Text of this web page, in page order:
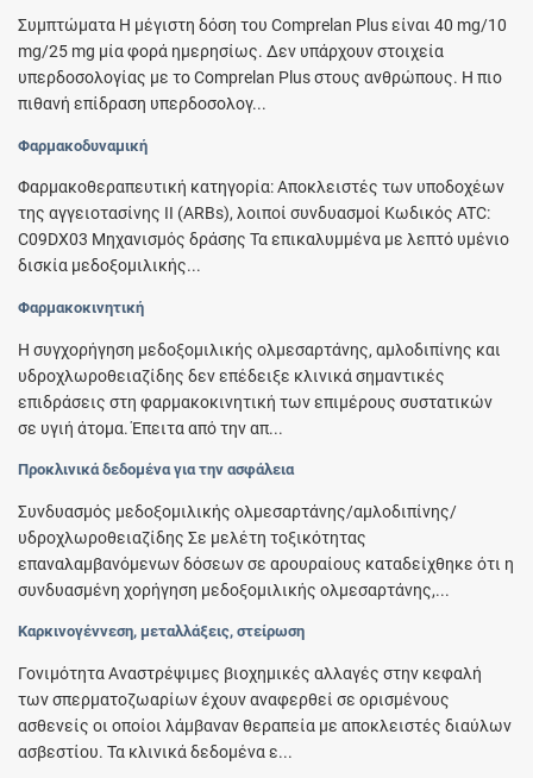
Συμπτώματα Η μέγιστη δόση του Comprelan Plus είναι 40 mg/10
mg/25 mg μία φορά ημερησίως. Δεν υπάρχουν στοιχεία
υπερδοσολογίας με το Comprelan Plus στους ανθρώπους. Η πιο
πιθανή επίδραση υπερδοσολογ...
Φαρμακοδυναμική
Φαρμακοθεραπευτική κατηγορία: Αποκλειστές των υποδοχέων
της αγγειοτασίνης II (ARBs), λοιποί συνδυασμοί Κωδικός ATC:
C09DX03 Μηχανισμός δράσης Τα επικαλυμμένα με λεπτό υμένιο
δισκία μεδοξομιλικής...
Φαρμακοκινητική
Η συγχορήγηση μεδοξομιλικής ολμεσαρτάνης, αµλοδιπίνης και
υδροχλωροθειαζίδης δεν επέδειξε κλινικά σημαντικές
επιδράσεις στη φαρμακοκινητική των επιμέρους συστατικών
σε υγιή άτομα. Έπειτα από την απ...
Προκλινικά δεδομένα για την ασφάλεια
Συνδυασμός μεδοξομιλικής ολμεσαρτάνης/αµλοδιπίνης/
υδροχλωροθειαζίδης Σε μελέτη τοξικότητας
επαναλαμβανόμενων δόσεων σε αρουραίους καταδείχθηκε ότι η
συνδυασμένη χορήγηση μεδοξομιλικής ολμεσαρτάνης,...
Καρκινογέννεση, μεταλλάξεις, στείρωση
Γονιμότητα Αναστρέψιμες βιοχημικές αλλαγές στην κεφαλή
των σπερματοζωαρίων έχουν αναφερθεί σε ορισμένους
ασθενείς οι οποίοι λάμβαναν θεραπεία με αποκλειστές διαύλων
ασβεστίου. Τα κλινικά δεδομένα ε...